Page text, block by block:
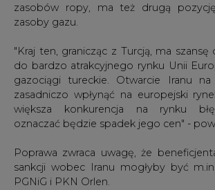
zasobów ropy, ma też drugą
zasoby gazu.
"Kraj ten, granicząc z Turcją, ma
do bardzo atrakcyjnego rynku Unii
gazociągi tureckie. Otwarcie Iranu
zasadniczo wpłynąć na europejski
większa konkurencja na rynku
oznaczać będzie spadek jego cen" -
Poprawa zwraca uwagę, że
sankcji wobec Iranu mogłyby być
PGNiG i PKN Orlen.